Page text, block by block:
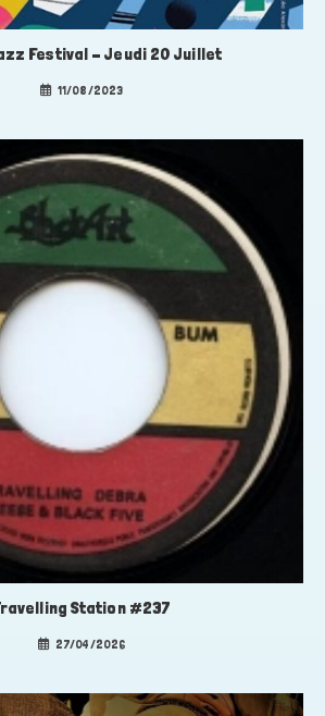
Festival – Jeudi 20 Juillet
11/08/2023
Station #237
27/04/2026